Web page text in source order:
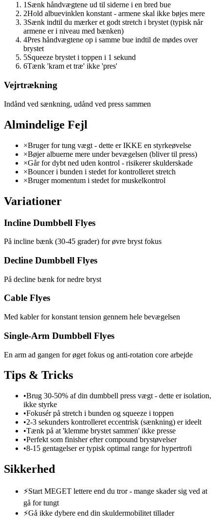
1Sænk håndvægtene ud til siderne i en bred bue
2Hold albuevinklen konstant - armene skal ikke bøjes mere
3Sænk indtil du mærker et godt stretch i brystet (typisk når
armene er i niveau med bænken)
4Pres håndvægtene op i samme bue indtil de mødes over
brystet
5Squeeze brystet i toppen i 1 sekund
6Tænk 'kram et træ' ikke 'pres'
Vejrtrækning
Indånd ved sænkning, udånd ved press sammen
Almindelige Fejl
×Bruger for tung vægt - dette er IKKE en styrkeøvelse
×Bøjer albuerne mere under bevægelsen (bliver til press)
×Går for dybt ned uden kontrol - risikerer skulderskade
×Bouncer i bunden i stedet for kontrolleret stretch
×Bruger momentum i stedet for muskelkontrol
Variationer
Incline Dumbbell Flyes
På incline bænk (30-45 grader) for øvre bryst fokus
Decline Dumbbell Flyes
På decline bænk for nedre bryst
Cable Flyes
Med kabler for konstant tension gennem hele bevægelsen
Single-Arm Dumbbell Flyes
En arm ad gangen for øget fokus og anti-rotation core arbejde
Tips & Tricks
•Brug 30-50% af din dumbbell press vægt - dette er isolation,
ikke styrke
•Fokusér på stretch i bunden og squeeze i toppen
•2-3 sekunders kontrolleret eccentrisk (sænkning) er ideelt
•Tænk på at 'klemme brystet sammen' ikke presse
•Perfekt som finisher efter compound brystøvelser
•8-15 gentagelser er typisk optimal range for hypertrofi
Sikkerhed
⚡Start MEGET lettere end du tror - mange skader sig ved at
gå for tungt
⚡Gå ikke dybere end din skuldermobilitet tillader